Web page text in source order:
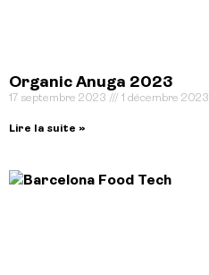
Organic Anuga 2023
17 septembre 2023 1 décembre 2023
Lire la suite »